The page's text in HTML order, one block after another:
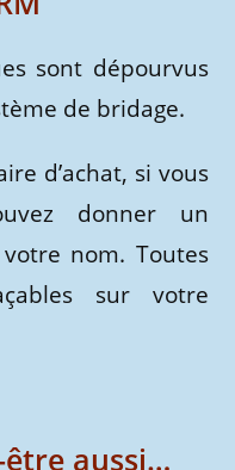
sont dépourvus
de bridage.
d’achat, si vous
donner un
nom. Toutes
sur votre
aussi…